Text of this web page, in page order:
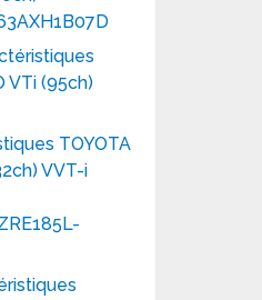
VTi (95ch)
TOYOTA
VVT-i